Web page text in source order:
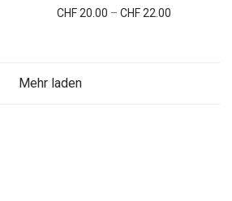
Preisspanne: CHF 20.00 bis CHF 22.00
CHF20.00 – CHF22.00
Mehr laden